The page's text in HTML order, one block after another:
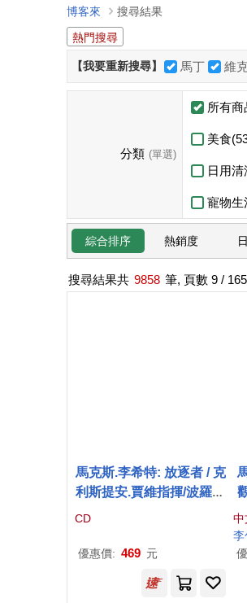
博客來
搜尋結果
熱門搜尋
【我要重新搜尋】 馬丁 維
分類 (單選)
所有商
美食
日用清
寵物生
綜合排序 熱銷度
搜尋結果共 9858 筆, 頁數 9 / 165
馬克斯.李希特: 放逐者 / 克
利斯提安.賈維指揮/波羅的
海愛樂(Max Richter: Exil
CD
優惠價: 469 元
中
李